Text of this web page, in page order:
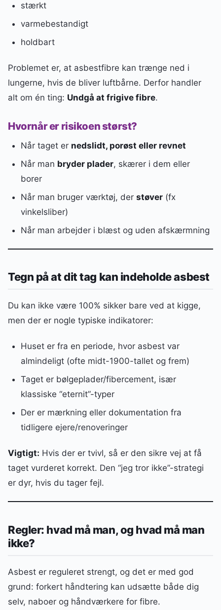
stærkt
varmebestandigt
holdbart
Problemet er, at asbestfibre kan trænge ned i
lungerne, hvis de bliver luftbårne. Derfor handler
alt om én ting: Undgå at frigive fibre.
Hvornår er risikoen størst?
Når taget er nedslidt, porøst eller revnet
Når man bryder plader, skærer i dem eller
borer
Når man bruger værktøj, der støver(fx
vinkelsliber)
Når man arbejder i blæst og uden afskærmning
Tegn på at dit tag kan indeholde asbest
Du kan ikke være 100% sikker bare ved at kigge,
men der er nogle typiske indikatorer:
Huset er fra en periode, hvor asbest var
almindeligt (ofte midt-1900-tallet og frem)
Taget er bølgeplader/fibercement, især
klassiske “eternit”-typer
Der er mærkning eller dokumentation fra
tidligere ejere/renoveringer
Vigtigt: Hvis der er tvivl, så er den sikre vej at få
taget vurderet korrekt. Den “jeg tror ikke”-strategi
er dyr, hvis du tager fejl.
Regler: hvad må man, og hvad må man
ikke?
Asbest er reguleret strengt, og det er med god
grund: forkert håndtering kan udsætte både dig
selv, naboer og håndværkere for fibre.